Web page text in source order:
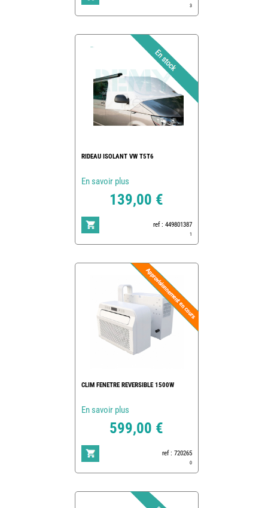
3
RIDEAU ISOLANT VW T5T6
En savoir plus
139,00 €
ref : 449801387
1
CLIM FENETRE REVERSIBLE 1500W
En savoir plus
599,00 €
ref : 720265
0